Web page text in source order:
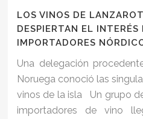
LOS VINOS DE
DESPIERTAN EL INTERÉS
IMPORTADORES
Una delegación
Noruega conoció las
vinos de la isla Un grupo
importadores de vino